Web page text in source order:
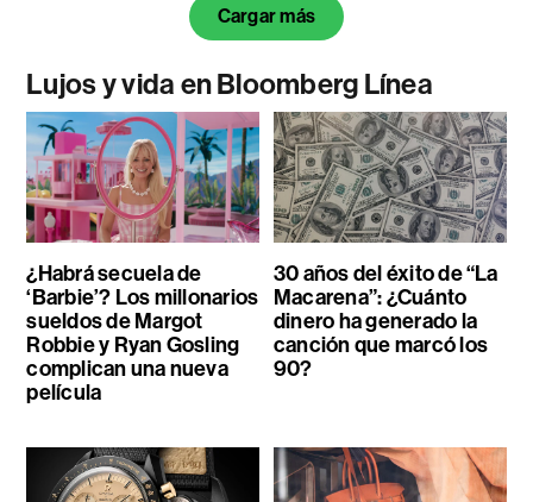
Cargar más
Lujos y vida en Bloomberg Línea
¿Habrá secuela de
‘Barbie’? Los millonarios
sueldos de Margot
Robbie y Ryan Gosling
complican una nueva
película
30 años del éxito de “La
Macarena”: ¿Cuánto
dinero ha generado la
canción que marcó los
90?